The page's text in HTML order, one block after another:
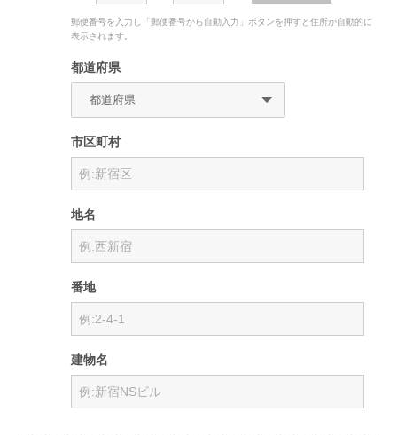
郵便番号を入力し「郵便番号から自動入力」ボタンを押すと住所が自動的に
表示されます。
都道府県
市区町村
地名
番地
建物名